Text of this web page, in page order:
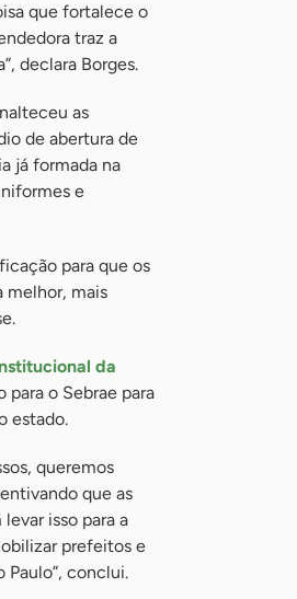
que fortalece o
traz a
declara Borges.
as
de abertura de
já formada na
e
para que os
melhor, mais
da
o Sebrae para
estado.
queremos
que as
isso para a
prefeitos e
conclui.